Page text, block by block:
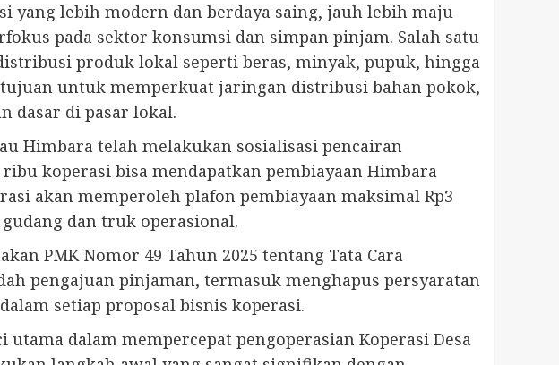
yang lebih modern dan berdaya saing, jauh lebih maju
pada sektor konsumsi dan simpan pinjam. Salah satu
produk lokal seperti beras, minyak, pupuk, hingga
untuk memperkuat jaringan distribusi bahan pokok,
dasar di pasar lokal.
Himbara telah melakukan sosialisasi pencairan
koperasi bisa mendapatkan pembiayaan Himbara
akan memperoleh plafon pembiayaan maksimal Rp3
dan truk operasional.
PMK Nomor 49 Tahun 2025 tentang Tata Cara
pengajuan pinjaman, termasuk menghapus persyaratan
setiap proposal bisnis koperasi.
dalam mempercepat pengoperasian Koperasi Desa